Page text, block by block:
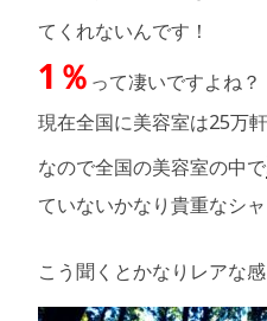
てくれないんです！
1％ って凄いですよね？
現在全国に美容室は25万
なので全国の美容室の中で
ていないかなり貴重なシ
こう聞くとかなりレアな